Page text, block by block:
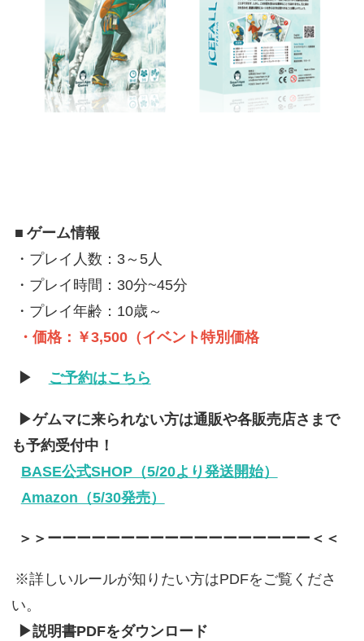
■ ゲーム情報
・プレイ人数：3～5人
・プレイ時間：30分~45分
・プレイ年齢：10歳～
・価格：￥3,500（イベント特別価格
▶ ご予約はこちら
▶ゲムマに来られない方は通販や各販売店さまで
も予約受付中！
BASE公式SHOP（5/20より発送開始）
Amazon（5/30発売）
＞＞ーーーーーーーーーーーーーーーーーー＜＜
※詳しいルールが知りたい方はPDFをご覧くださ
い。
▶説明書PDFをダウンロード